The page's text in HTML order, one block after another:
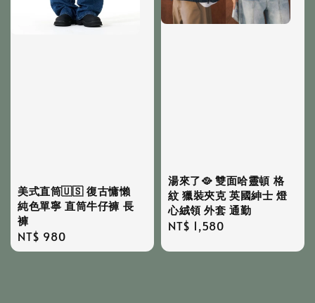
美式直筒🇺🇸 復古慵懶
純色單寧 直筒牛仔褲 長
褲
Regular
price
NT$ 980
湯來了🥘 雙面哈靈頓 格
紋 獵裝夾克 英國紳士 燈
心絨領 外套 通勤
Regular
NT$ 1,580